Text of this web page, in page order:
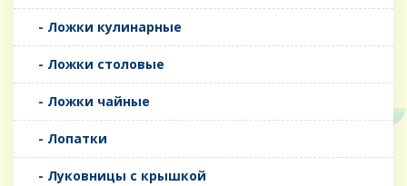
- Ложки кулинарные
- Ложки столовые
- Ложки чайные
- Лопатки
- Луковницы с крышкой